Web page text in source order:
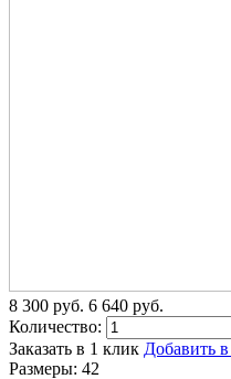
8 300 pуб. 6 640 pуб.
Количество:
Заказать в 1 клик Добавить
Размеры: 42